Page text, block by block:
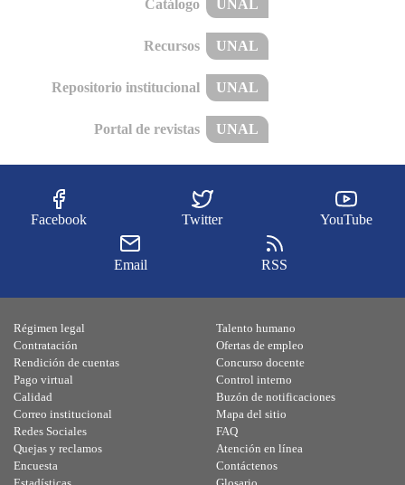
Catálogo UNAL
Recursos UNAL
Repositorio institucional UNAL
Portal de revistas UNAL
Facebook Twitter YouTube
Email RSS
Régimen legal
Contratación
Rendición de cuentas
Pago virtual
Calidad
Talento humano
Ofertas de empleo
Concurso docente
Control interno
Buzón de notificaciones
Correo institucional
Redes Sociales
Quejas y reclamos
Encuesta
Mapa del sitio
FAQ
Atención en línea
Contáctenos